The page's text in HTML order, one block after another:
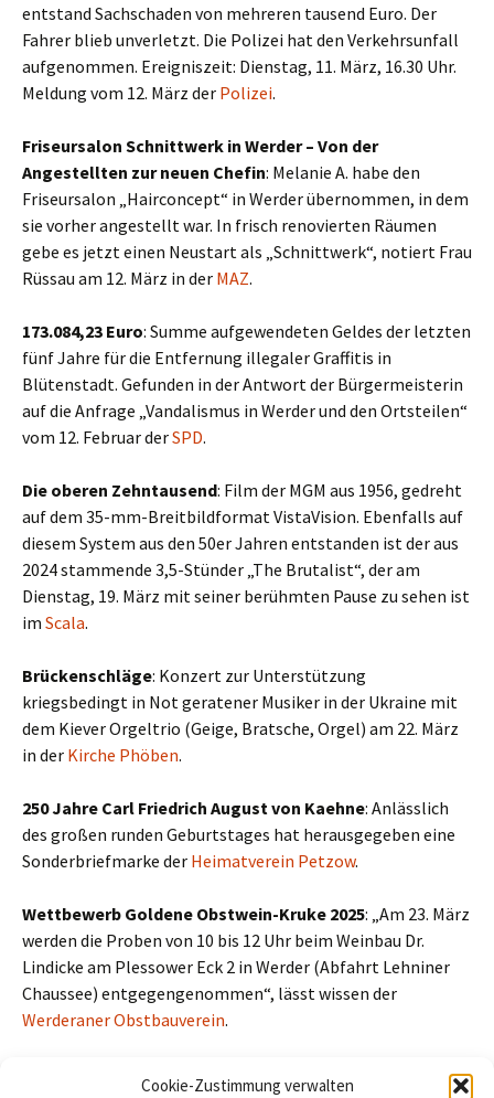
Cookie-Zustimmung verwalten
entstand Sachschaden von mehreren tausend Euro. Der
Fahrer blieb unverletzt. Die Polizei hat den Verkehrsunfall
aufgenommen. Ereigniszeit: Dienstag, 11. März, 16.30 Uhr.
Meldung vom 12. März der Polizei.
Friseursalon Schnittwerk in Werder – Von der
Angestellten zur neuen Chefin: Melanie A. habe den
Friseursalon „Hairconcept“ in Werder übernommen, in dem
sie vorher angestellt war. In frisch renovierten Räumen
gebe es jetzt einen Neustart als „Schnittwerk“, notiert Frau
Rüssau am 12. März in der MAZ.
173.084,23 Euro: Summe aufgewendeten Geldes der letzten
fünf Jahre für die Entfernung illegaler Graffitis in
Blütenstadt. Gefunden in der Antwort der Bürgermeisterin
auf die Anfrage „Vandalismus in Werder und den Ortsteilen“
vom 12. Februar derSPD.
Die oberen Zehntausend: Film der MGM aus 1956, gedreht
auf dem 35-mm-Breitbildformat VistaVision. Ebenfalls auf
diesem System aus den 50er Jahren entstanden ist der aus
2024 stammende 3,5-Stünder „The Brutalist“, der am
Dienstag, 19. März mit seiner berühmten Pause zu sehen ist
im Scala.
Brückenschläge: Konzert zur Unterstützung
kriegsbedingt in Not geratener Musiker in der Ukraine mit
dem Kiever Orgeltrio (Geige, Bratsche, Orgel) am 22. März
in der Kirche Phöben.
250 Jahre Carl Friedrich August von Kaehne: Anlässlich
des großen runden Geburtstages hat herausgegeben eine
Sonderbriefmarke der Heimatverein Petzow.
Wettbewerb Goldene Obstwein-Kruke 2025: „Am 23. März
werden die Proben von 10 bis 12 Uhr beim Weinbau Dr.
Lindicke am Plessower Eck 2 in Werder (Abfahrt Lehniner
Chaussee) entgegengenommen“, lässt wissen der
Werderaner Obstbauverein.